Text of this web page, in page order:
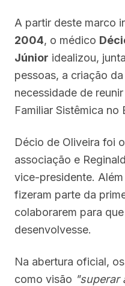
A partir deste marco
2004, o médico
Júnior idealizou,
pessoas, a criação
necessidade de
Familiar Sistêmica no
Décio de Oliveira foi
associação e
vice-presidente.
fizeram parte da
colaborarem para
desenvolvesse.
Na abertura oficial,
como visão "superar